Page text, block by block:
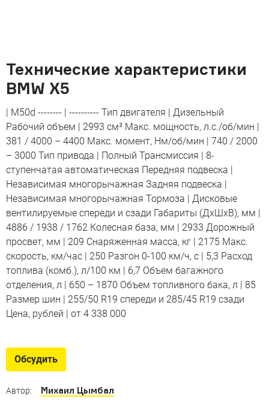
Технические характеристики
BMW X5
| M50d -------- | ---------- Тип двигателя | Дизельный
Рабочий объем | 2993 см³ Макс. мощность, л.с./об/мин |
381 / 4000 – 4400 Макс. момент, Нм/об/мин | 740 / 2000
– 3000 Тип привода | Полный Трансмиссия | 8-
ступенчатая автоматическая Передняя подвеска |
Независимая многорычажная Задняя подвеска |
Независимая многорычажная Тормоза | Дисковые
вентилируемые спереди и сзади Габариты (ДхШхВ), мм |
4886 / 1938 / 1762 Колесная база, мм | 2933 Дорожный
просвет, мм | 209 Снаряженная масса, кг | 2175 Макс.
скорость, км/час | 250 Разгон 0-100 км/ч, с | 5,3 Расход
топлива (комб.), л/100 км | 6,7 Объем багажного
отделения, л | 650 – 1870 Объем топливного бака, л | 85
Размер шин | 255/50 R19 спереди и 285/45 R19 сзади
Цена, рублей | от 4 338 000
Обсудить
Автор: Михаил Цымбал